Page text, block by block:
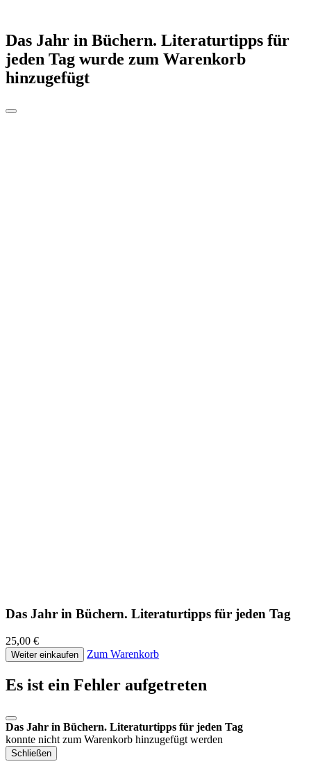
Das Jahr in Büchern. Literaturtipps für
jeden Tag wurde zum Warenkorb
hinzugefügt
Das Jahr in Büchern. Literaturtipps für jeden Tag
25,00 €
Weiter einkaufen Zum Warenkorb
Es ist ein Fehler aufgetreten
Das Jahr in Büchern. Literaturtipps für jeden Tag
konnte nicht zum Warenkorb hinzugefügt werden
Schließen